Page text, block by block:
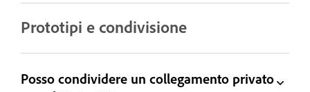
Prototipi e condivisione
Posso condividere un collegamento privato